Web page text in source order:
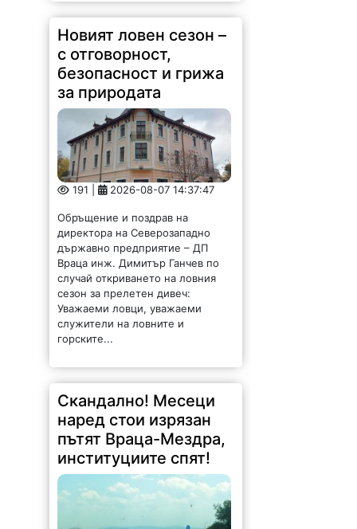
Новият ловен сезон –
с отговорност,
безопасност и грижа
за природата
191 | 2026-08-07 14:37:47
Обръщение и поздрав на
директора на Северозападно
държавно предприятие – ДП
Враца инж. Димитър Ганчев по
случай откриването на ловния
сезон за прелетен дивеч:
Уважаеми ловци, уважаеми
служители на ловните и
горските...
Скандално! Месеци
наред стои изрязан
пътят Враца-Мездра,
институциите спят!